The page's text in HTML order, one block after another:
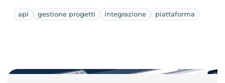
api gestione progetti integrazione piattaforma